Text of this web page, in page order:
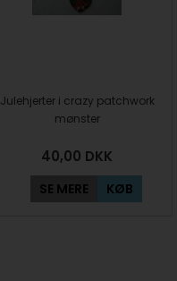
Julehjerter i crazy patchwork
mønster
40,00 DKK
SE MERE KØB